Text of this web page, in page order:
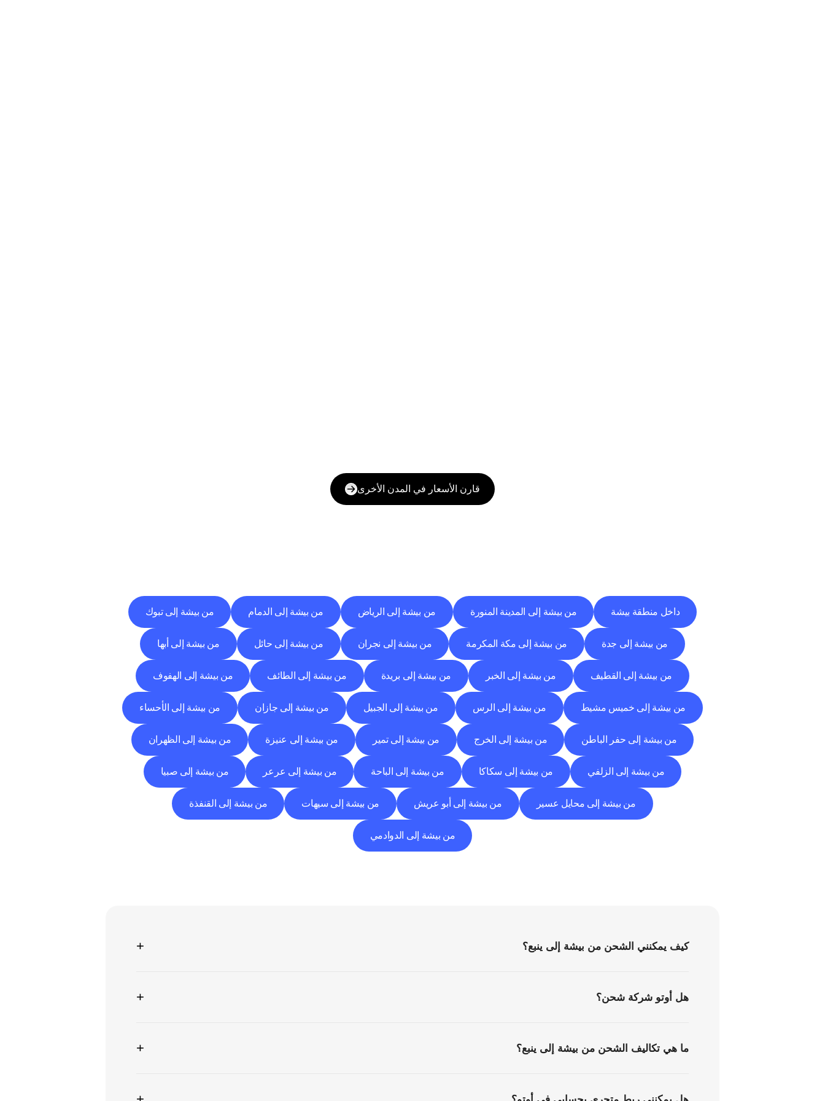
قارن الأسعار في المدن الأخرى
داخل منطقة بيشة من بيشة إلى المدينة المنورة من بيشة إلى الرياض من بيشة إلى الدمام من بيشة إلى تبوك
من بيشة إلى جدة من بيشة إلى مكة المكرمة من بيشة إلى نجران من بيشة إلى حائل من بيشة إلى أبها
من بيشة إلى القطيف من بيشة إلى الخبر من بيشة إلى بريدة من بيشة إلى الطائف من بيشة إلى الهفوف
من بيشة إلى خميس مشيط من بيشة إلى الرس من بيشة إلى الجبيل من بيشة إلى جازان من بيشة إلى الأحساء
من بيشة إلى حفر الباطن من بيشة إلى الخرج من بيشة إلى تمير من بيشة إلى عنيزة من بيشة إلى الظهران
من بيشة إلى الزلفي من بيشة إلى سكاكا من بيشة إلى الباحة من بيشة إلى عرعر من بيشة إلى صبيا
من بيشة إلى محايل عسير من بيشة إلى أبو عريش من بيشة إلى سيهات من بيشة إلى القنفذة
من بيشة إلى الدوادمي
كيف يمكنني الشحن من بيشة إلى ينبع؟ +
هل أوتو شركة شحن؟ +
ما هي تكاليف الشحن من بيشة إلى ينبع؟ +